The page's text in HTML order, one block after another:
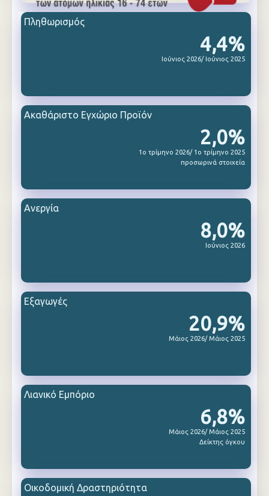
4,4%
Ιούνιος 2026/ Ιούνιος 2025
Πληθωρισμός
2,0%
1ο τρίμηνο 2026/ 1ο τρίμηνο 2025
προσωρινά στοιχεία
Ακαθάριστο Εγχώριο Προϊόν
8,0%
Ιούνιος 2026
Ανεργία
20,9%
Μάιος 2026/ Μάιος 2025
Εξαγωγές
6,8%
Μάιος 2026/ Μάιος 2025
Δείκτης όγκου
Λιανικό Εμπόριο
Οικοδομική Δραστηριότητα